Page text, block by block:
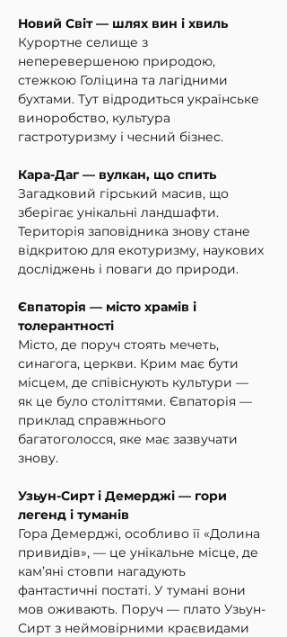
Новий Світ — шлях вин і хвиль
Курортне селище з
неперевершеною природою,
стежкою Голіцина та лагідними
бухтами. Тут відродиться українське
виноробство, культура
гастротуризму і чесний бізнес.
Кара-Даг — вулкан, що спить
Загадковий гірський масив, що
зберігає унікальні ландшафти.
Територія заповідника знову стане
відкритою для екотуризму, наукових
досліджень і поваги до природи.
Євпаторія — місто храмів і
толерантності
Місто, де поруч стоять мечеть,
синагога, церкви. Крим має бути
місцем, де співіснують культури —
як це було століттями. Євпаторія —
приклад справжнього
багатоголосся, яке має зазвучати
знову.
Узьун-Сирт і Демерджі — гори
легенд і туманів
Гора Демерджі, особливо її «Долина
привидів», — це унікальне місце, де
кам’яні стовпи нагадують
фантастичні постаті. У тумані вони
мов оживають. Поруч — плато Узьун-
Сирт з неймовірними краєвидами